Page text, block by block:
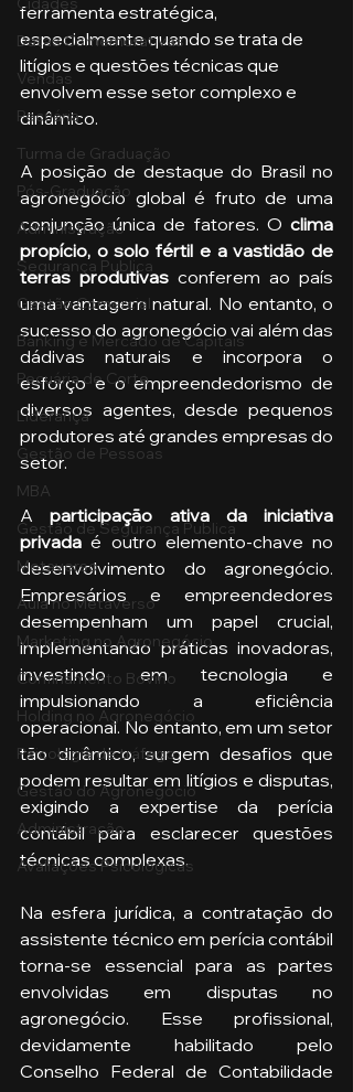
Datas Comemorativas
Vendas
Pecuária
Turma de Graduação
Pós-Graduação
Administração
Segurança Publica
Gestão Comercial
Banking e Mercado de Capitais
Pecuária de Corte
Liderança
Gestão de Pessoas
MBA
Gestão de Segurança Publica
Metaverso
Aula no Metaverso
Marketing no Agronegócio
Confinamento Bovino
Holding no Agronegócio
Psicologia de tráfego
Gestão do Agronegócio
Administração
Avaliações Psicológicas
ferramenta estratégica,
especialmente quando se trata de
litígios e questões técnicas que
envolvem esse setor complexo e
dinâmico.
A posição de destaque do Brasil no
agronegócio global é fruto de uma
conjunção única de fatores. O clima
propício, o solo fértil e a vastidão de
terras produtivas conferem ao país
uma vantagem natural. No entanto, o
sucesso do agronegócio vai além das
dádivas naturais e incorpora o
esforço e o empreendedorismo de
diversos agentes, desde pequenos
produtores até grandes empresas do
setor.
A participação ativa da iniciativa
privada é outro elemento-chave no
desenvolvimento do agronegócio.
Empresários e empreendedores
desempenham um papel crucial,
implementando práticas inovadoras,
investindo em tecnologia e
impulsionando a eficiência
operacional. No entanto, em um setor
tão dinâmico, surgem desafios que
podem resultar em litígios e disputas,
exigindo a expertise da perícia
contábil para esclarecer questões
técnicas complexas.
Na esfera jurídica, a contratação do
assistente técnico em perícia contábil
torna-se essencial para as partes
envolvidas em disputas no
agronegócio. Esse profissional,
devidamente habilitado pelo
Conselho Federal de Contabilidade